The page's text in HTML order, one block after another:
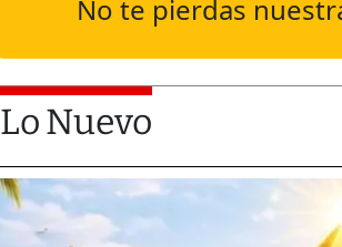
No te pierdas
Lo Nuevo